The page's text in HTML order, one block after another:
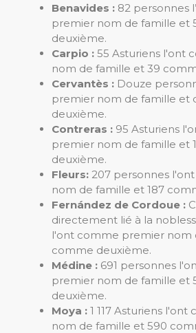
Benavides : 82 personnes
premier nom de famille et
deuxième.
Carpio : 55 Asturiens l'ont
nom de famille et 39
Cervantès : Douze
premier nom de famille et
deuxième.
Contreras : 95 Asturiens
premier nom de famille et
deuxième.
Fleurs: 207 personnes
nom de famille et 187
Fernández de Cordoue :
directement lié à la
l'ont comme premier nom
comme deuxième.
Médine : 691 personnes
premier nom de famille et
deuxième.
Moya : 1 117 Asturiens
nom de famille et 590